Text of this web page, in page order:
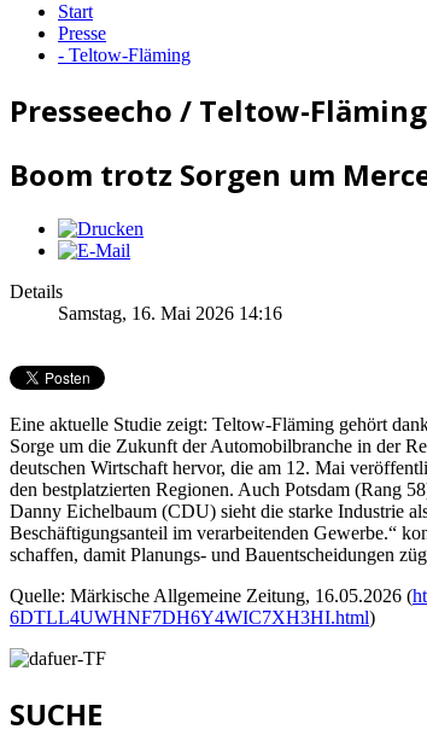
Start
Presse
- Teltow-Fläming
Presseecho / Teltow-Fläming
Boom trotz Sorgen um
Details
Samstag, 16. Mai 2026 14:16
Eine aktuelle Studie zeigt: Teltow-Fläming gehört
Sorge um die Zukunft der Automobilbranche in der
deutschen Wirtschaft hervor, die am 12. Mai
den bestplatzierten Regionen. Auch Potsdam (Rang
Danny Eichelbaum (CDU) sieht die starke Industrie
Beschäftigungsanteil im verarbeitenden Gewerbe.“
schaffen, damit Planungs- und Bauentscheidungen
Quelle: Märkische Allgemeine Zeitung, 16.05.2026 (
6DTLL4UWHNF7DH6Y4WIC7XH3HI.html)
SUCHE